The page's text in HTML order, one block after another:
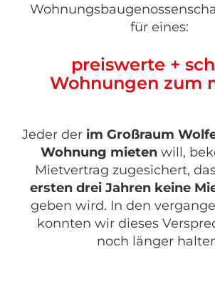
für eines:
preiswerte +
Wohnungen zum
Jeder der im Großraum
Wohnung mieten will,
Mietvertrag zugesichert,
ersten drei Jahren keine
geben wird. In den
konnten wir dieses
noch länger